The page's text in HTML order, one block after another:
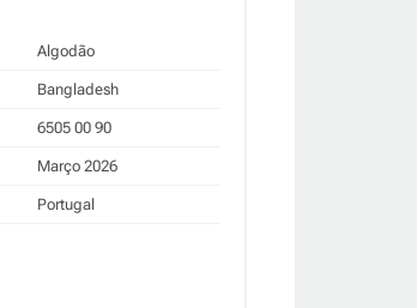
Algodão
Bangladesh
6505 00 90
Março 2026
Portugal